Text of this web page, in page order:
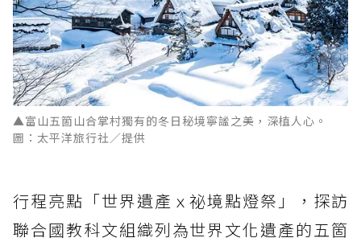
▲富山五箇山合掌村獨有的冬日秘境寧謐之美，深植人心。
圖：太平洋旅行社／提供
行程亮點「世界遺產ｘ祕境點燈祭」，探訪
聯合國教科文組織列為世界文化遺產的五箇